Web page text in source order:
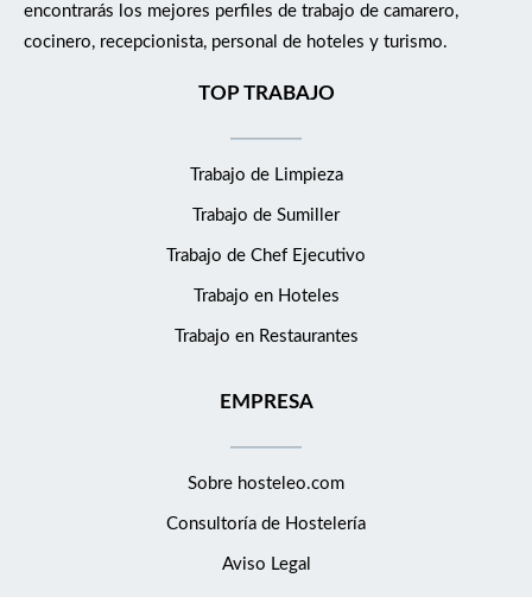
encontrarás los mejores perfiles de trabajo de camarero,
cocinero, recepcionista, personal de hoteles y turismo.
TOP TRABAJO
Trabajo de Limpieza
Trabajo de Sumiller
Trabajo de Chef Ejecutivo
Trabajo en Hoteles
Trabajo en Restaurantes
EMPRESA
Sobre hosteleo.com
Consultoría de Hostelería
Aviso Legal